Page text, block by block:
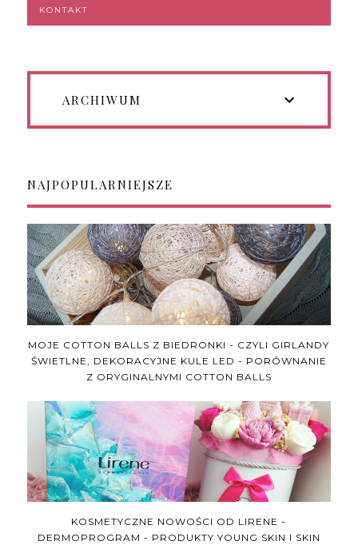
KONTAKT
ARCHIWUM
NAJPOPULARNIEJSZE
MOJE COTTON BALLS Z BIEDRONKI - CZYLI GIRLANDY
ŚWIETLNE, DEKORACYJNE KULE LED - PORÓWNANIE
Z ORYGINALNYMI COTTON BALLS
KOSMETYCZNE NOWOŚCI OD LIRENE -
DERMOPROGRAM - PRODUKTY YOUNG SKIN I SKIN